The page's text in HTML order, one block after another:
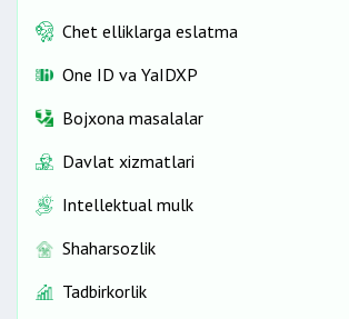
Chet elliklarga eslatma
One ID vа YaIDXP
Bojxona masalalar
Davlat xizmatlari
Intellektual mulk
Shaharsozlik
Tadbirkorlik